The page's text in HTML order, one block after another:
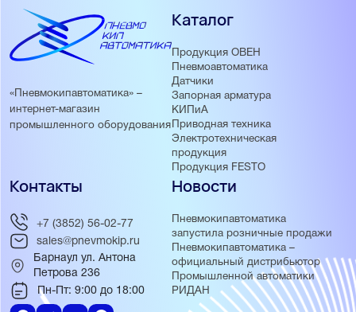
«Пневмокипавтоматика» –
интернет-магазин
промышленного оборудования
Каталог
Продукция ОВЕН
Пневмоавтоматика
Датчики
Запорная арматура
КИПиА
Приводная техника
Электротехническая
продукция
Продукция FESTO
Новости
Пневмокипавтоматика
запустила розничные продажи
Пневмокипавтоматика –
официальный дистрибьютор
Промышленной автоматики
РИДАН
Контакты
+7 (3852) 56-02-77
sales@pnevmokip.ru
Барнаул ул. Антона
Петрова 236
Пн-Пт: 9:00 до 18:00